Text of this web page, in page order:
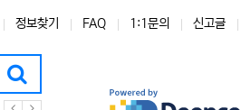
정보찾기 FAQ 1:1문의 신고글